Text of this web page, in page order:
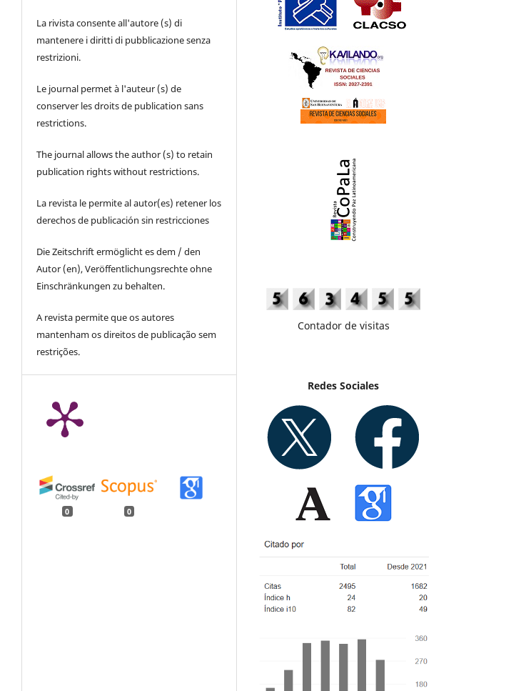
La rivista consente all'autore (s) di
mantenere i diritti di pubblicazione senza
restrizioni.
Le journal permet à l'auteur (s) de
conserver les droits de publication sans
restrictions.
The journal allows the author (s) to retain
publication rights without restrictions.
La revista le permite al autor(es) retener los
derechos de publicación sin restricciones
Die Zeitschrift ermöglicht es dem / den
Autor (en), Veröffentlichungsrechte ohne
Einschränkungen zu behalten.
A revista permite que os autores
mantenham os direitos de publicação sem
restrições.
0 0
Contador de visitas
Redes Sociales